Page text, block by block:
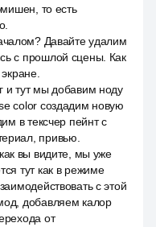
то есть
Давайте удалим
с прошлой сцены. Как
и тут мы добавим ноду
color создадим новую
в тексчер пейнт с
привью.
вы видите, мы уже
тут как в режиме
с этой
добавляем калор
от